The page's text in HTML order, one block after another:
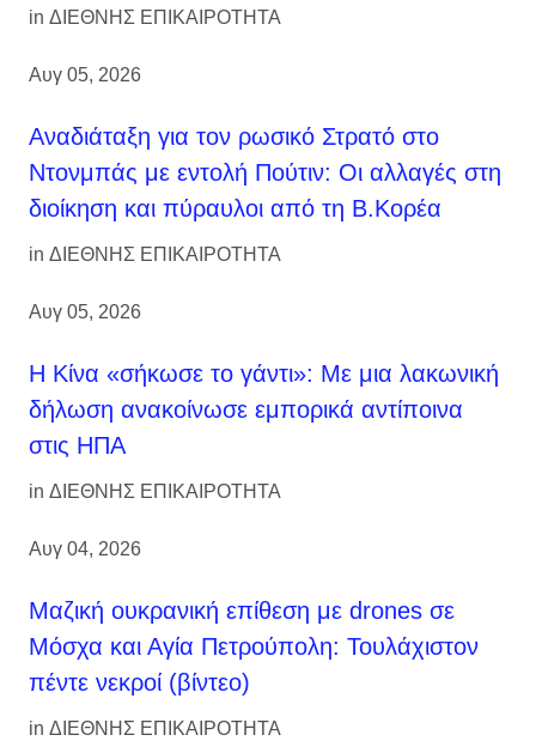
in ΔΙΕΘΝΗΣ ΕΠΙΚΑΙΡΟΤΗΤΑ
Αυγ 05, 2026
Αναδιάταξη για τον ρωσικό Στρατό στο
Ντονμπάς με εντολή Πούτιν: Οι αλλαγές στη
διοίκηση και πύραυλοι από τη Β.Κορέα
in ΔΙΕΘΝΗΣ ΕΠΙΚΑΙΡΟΤΗΤΑ
Αυγ 05, 2026
Η Κίνα «σήκωσε το γάντι»: Με μια λακωνική
δήλωση ανακοίνωσε εμπορικά αντίποινα
στις ΗΠΑ
in ΔΙΕΘΝΗΣ ΕΠΙΚΑΙΡΟΤΗΤΑ
Αυγ 04, 2026
Μαζική ουκρανική επίθεση με drones σε
Μόσχα και Αγία Πετρούπολη: Τουλάχιστον
πέντε νεκροί (βίντεο)
in ΔΙΕΘΝΗΣ ΕΠΙΚΑΙΡΟΤΗΤΑ